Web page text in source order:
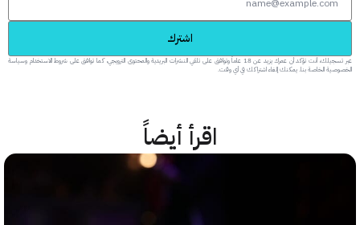
عبر تسجيلك، أنت تؤكد أن عمرك يزيد عن 18 عاماً وتوافق على تلقي النشرات البريدية والمحتوى الترويجي، كما توافق على شروط الاستخدام وسياسة
الخاصة بنا. يمكنك إلغاء اشتراكك في أي وقت.
اقرأ أيضاً